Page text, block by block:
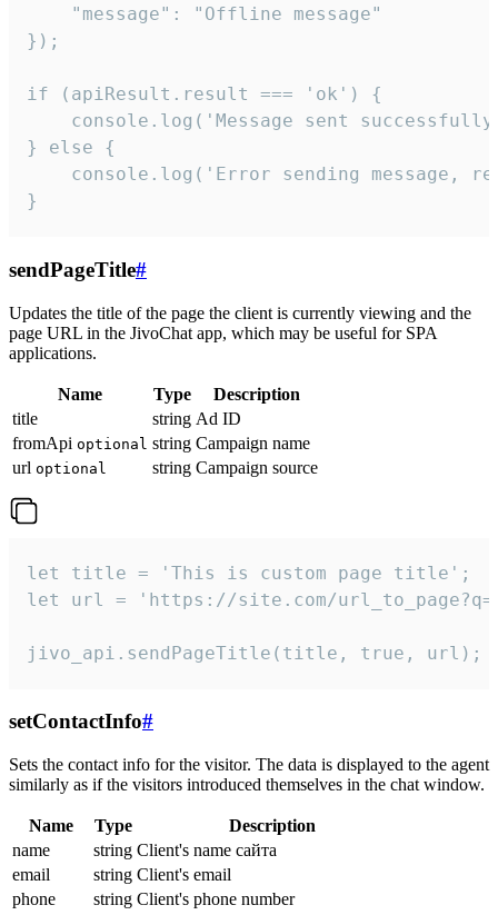
    "message": "Offline message"
});
if (apiResult.result === 'ok') {
console.log('Message sent
} else {
console.log('Error sending message,
}
sendPageTitle#
Updates the title of the page the client is currently viewing and the
page URL in the JivoChat app, which may be useful for SPA
applications.
Name Type
Description
title
string Ad ID
fromApi optional string Campaign name
url optional string Campaign source
let title = 'This is custom page title';
let url = 'https://site.com/
jivo_api.sendPageTitle(title, true, url);
setContactInfo#
Sets the contact info for the visitor. The data is displayed to the agent
similarly as if the visitors introduced themselves in the chat window.
Name Type
Description
name
string Client's name сайта
email
string Client's email
phone
string Client's phone number